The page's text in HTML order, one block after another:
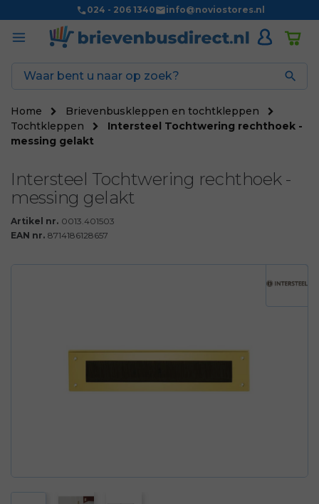
024 - 206 1340 info@noviostores.nl

Home
Brievenbuskleppen en tochtkleppen
Tochtkleppen
Intersteel Tochtwering rechthoek -
messing gelakt
Intersteel Tochtwering rechthoek -
messing gelakt
Artikel nr. 0013.401503
EAN nr. 8714186128657